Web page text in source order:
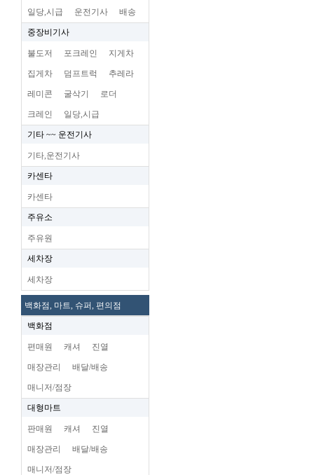
일당,시급 운전기사 배송
중장비기사
불도저 포크레인 지게차
집게차 덤프트럭 추레라
레미콘 굴삭기 로더
크레인 일당,시급
기타 ~~ 운전기사
기타,운전기사
카센타
카센타
주유소
주유원
세차장
세차장
백화점, 마트, 슈퍼, 편의점
백화점
편매원 캐셔 진열
매장관리 배달/배송
매니저/점장
대형마트
판매원 캐셔 진열
매장관리 배달/배송
매니저/점장